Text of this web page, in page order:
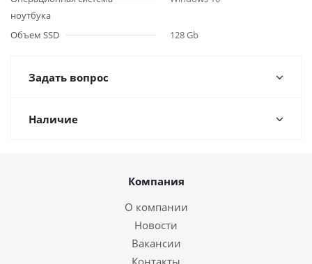
ноутбука
Объем SSD 128 Gb
Задать вопрос
Наличие
Компания
О компании
Новости
Вакансии
Контакты